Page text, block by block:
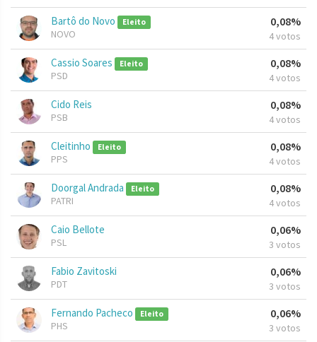
Bartô do Novo Eleito
NOVO
0,08%
4 votos
Cassio Soares Eleito
PSD
0,08%
4 votos
Cido Reis
PSB
0,08%
4 votos
Cleitinho Eleito
PPS
0,08%
4 votos
Doorgal Andrada Eleito
PATRI
0,08%
4 votos
Caio Bellote
PSL
0,06%
3 votos
Fabio Zavitoski
PDT
0,06%
3 votos
Fernando Pacheco Eleito
PHS
0,06%
3 votos